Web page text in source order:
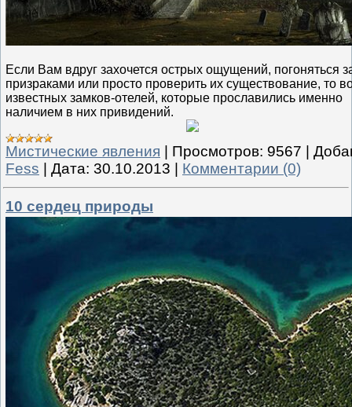
Если Вам вдруг захочется острых ощущений, погоняться
призраками или просто проверить их существование, то
известных замков-отелей, которые прославились именно
наличием в них привидений.
Мистические явления | Просмотров: 9567 |
Fess | Дата: 30.10.2013 | Комментарии (0)
10 сердец природы